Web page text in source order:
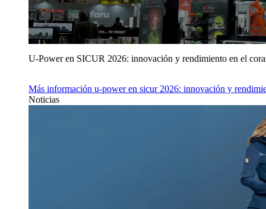
U‑Power en SICUR 2026: innovación y rendimiento en el
Más información u‑power en sicur 2026: innovación y
Noticias